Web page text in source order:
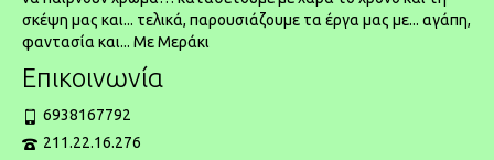
σκέψη μας και... τελικά, παρουσιάζουμε τα έργα μας με... αγάπη,
φαντασία και... Με Μεράκι
Επικοινωνία
6938167792
211.22.16.276